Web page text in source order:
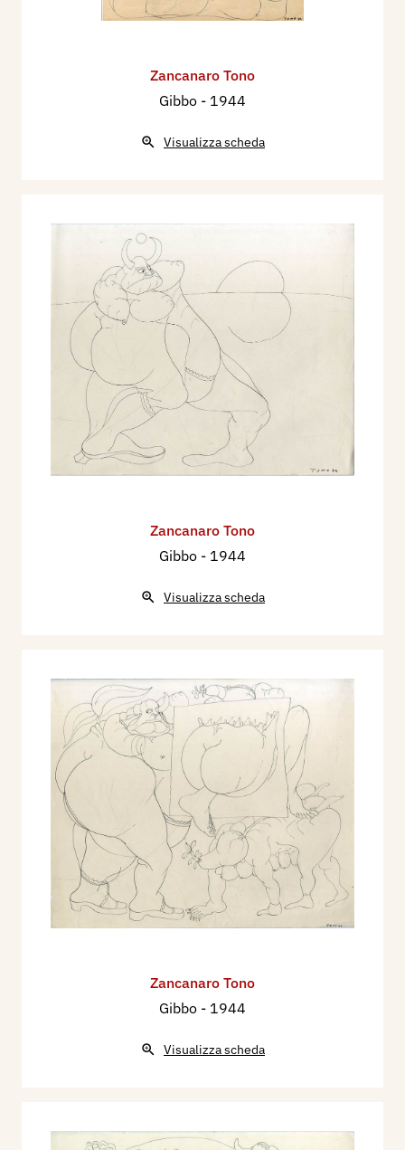
Zancanaro Tono
Gibbo - 1944
Visualizza scheda
Zancanaro Tono
Gibbo - 1944
Visualizza scheda
Zancanaro Tono
Gibbo - 1944
Visualizza scheda